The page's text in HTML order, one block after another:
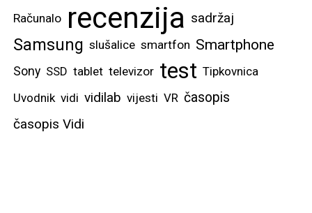
Računalo recenzija sadržaj
Samsung slušalice smartfon Smartphone
Sony SSD tablet televizor test Tipkovnica
Uvodnik vidi vidilab vijesti VR časopis
časopis Vidi